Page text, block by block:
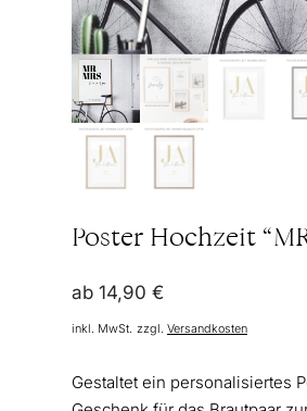
Poster Hochzeit
ab 14,90 €
inkl. MwSt. zzgl. Versandkosten
Gestaltet ein personalisiertes